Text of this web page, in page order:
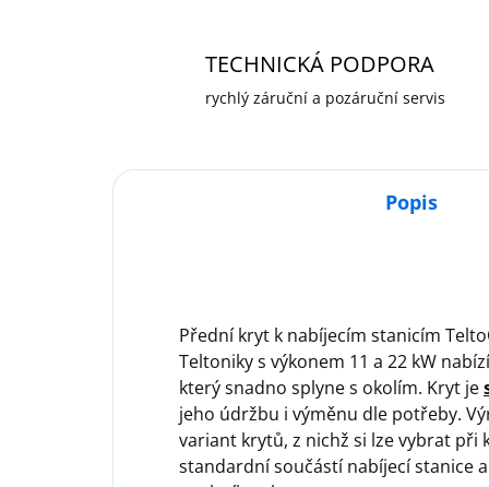
TECHNICKÁ PODPORA
rychlý záruční a pozáruční servis
Popis
Přední kryt k nabíjecím stanicím
Teltoniky s výkonem 11 a 22 kW
který snadno splyne s okolím. Kryt je
jeho údržbu i výměnu dle potřeby.
variant krytů, z nichž si lze vybrat při
standardní součástí nabíjecí stanice a